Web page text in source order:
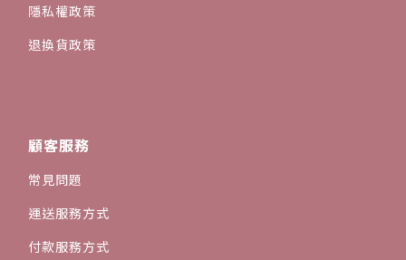
隱私權政策
退換貨政策
顧客服務
常見問題
運送服務方式
付款服務方式